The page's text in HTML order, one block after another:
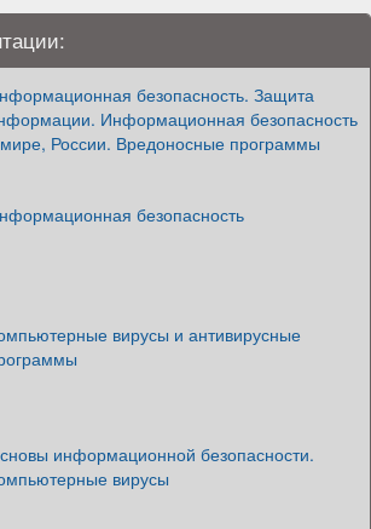
безопасность. Защита
Информационная безопасность
России. Вредоносные программы
безопасность
вирусы и антивирусные
информационной безопасности.
вирусы